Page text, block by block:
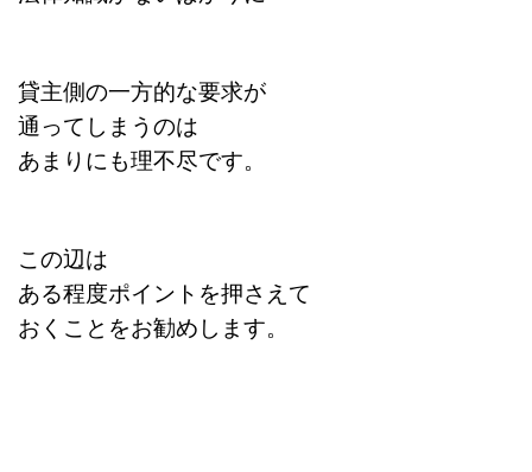
貸主側の一方的な要求が
通ってしまうのは
あまりにも理不尽です。
この辺は
ある程度ポイントを押さえて
おくことをお勧めします。